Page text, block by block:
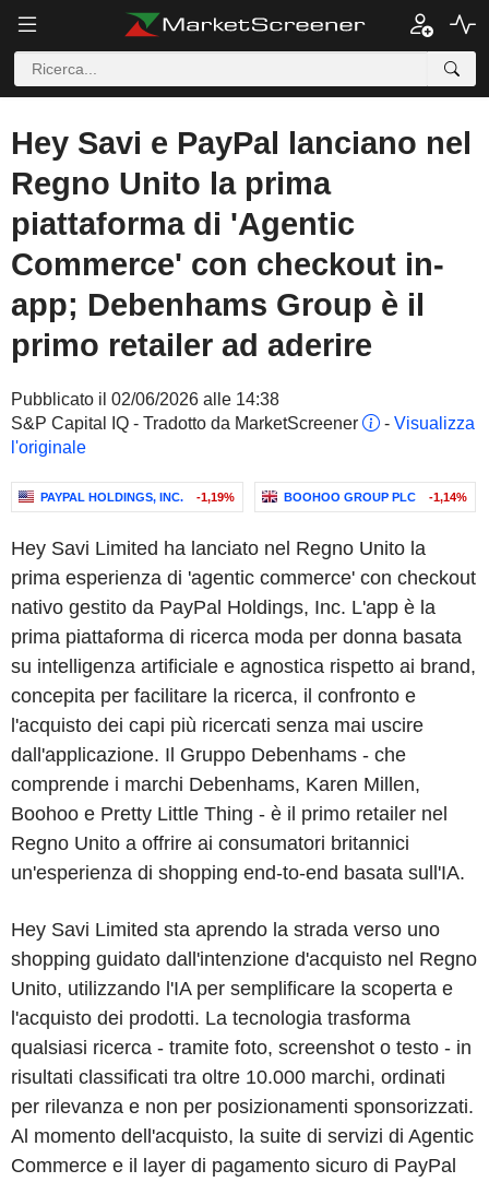
Hey Savi e PayPal lanciano nel
Regno Unito la prima
piattaforma di 'Agentic
Commerce' con checkout in-
app; Debenhams Group è il
primo retailer ad aderire
Pubblicato il 02/06/2026 alle 14:38
S&P Capital IQ - Tradotto da MarketScreener
- Visualizza
l'originale
PAYPAL HOLDINGS, INC. -1,19% BOOHOO GROUP PLC -1,14%
Hey Savi Limited ha lanciato nel Regno Unito la
prima esperienza di 'agentic commerce' con checkout
nativo gestito da PayPal Holdings, Inc. L'app è la
prima piattaforma di ricerca moda per donna basata
su intelligenza artificiale e agnostica rispetto ai brand,
concepita per facilitare la ricerca, il confronto e
l'acquisto dei capi più ricercati senza mai uscire
dall'applicazione. Il Gruppo Debenhams - che
comprende i marchi Debenhams, Karen Millen,
Boohoo e Pretty Little Thing - è il primo retailer nel
Regno Unito a offrire ai consumatori britannici
un'esperienza di shopping end-to-end basata sull'IA.
Hey Savi Limited sta aprendo la strada verso uno
shopping guidato dall'intenzione d'acquisto nel Regno
Unito, utilizzando l'IA per semplificare la scoperta e
l'acquisto dei prodotti. La tecnologia trasforma
qualsiasi ricerca - tramite foto, screenshot o testo - in
risultati classificati tra oltre 10.000 marchi, ordinati
per rilevanza e non per posizionamenti sponsorizzati.
Al momento dell'acquisto, la suite di servizi di Agentic
Commerce e il layer di pagamento sicuro di PayPal